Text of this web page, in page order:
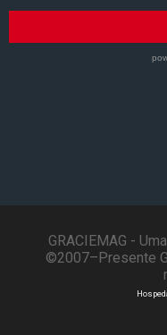
GRACIEMAG -
©2007–Presente